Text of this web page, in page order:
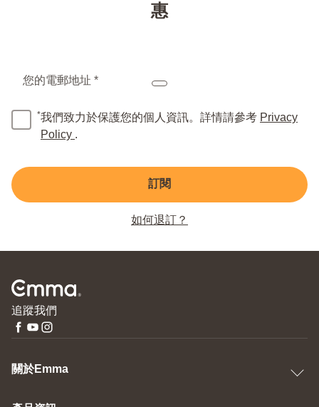
惠
您的電郵地址 *
*我們致力於保護您的個人資訊。詳情請參考 Privacy
Policy .
訂閱
如何退訂？
追蹤我們
關於Emma